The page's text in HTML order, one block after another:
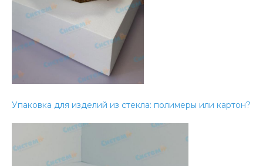
Упаковка для изделий из стекла: полимеры или картон?